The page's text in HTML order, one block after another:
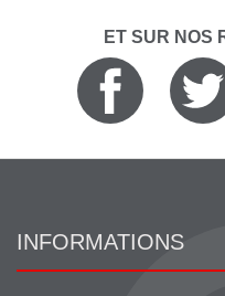
ET SUR NOS
INFORMATIONS